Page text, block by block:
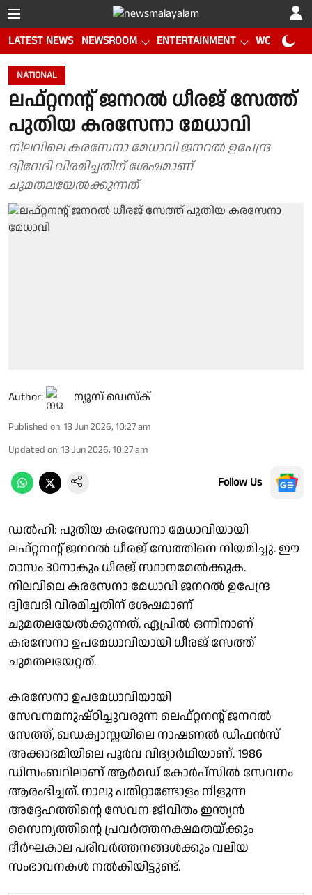
LATEST NEWS NEWSROOM ENTERTAINMENT WORLD CUP
NATIONAL
ലഫ്റ്റനന്റ് ജനറല്‍ ധീരജ് സേത്ത്
പുതിയ കരസേനാ മേധാവി
നിലവിലെ കരസേനാ മേധാവി ജനറൽ ഉപേന്ദ്ര
ദ്വിവേദി വിരമിച്ചതിന് ശേഷമാണ്
ചുമതലയേൽക്കുന്നത്
Author: ന്യൂസ് ഡെസ്ക്
Published on: 13 Jun 2026, 10:27 am
Updated on: 13 Jun 2026, 10:27 am
Follow Us
ഡൽഹി: പുതിയ കരസേനാ മേധാവിയായി
ലഫ്റ്റനന്റ് ജനറല്‍ ധീരജ് സേത്തിനെ നിയമിച്ചു. ഈ
മാസം 30നാകും ധീരജ് സ്ഥാനമേൽക്കുക.
നിലവിലെ കരസേനാ മേധാവി ജനറൽ ഉപേന്ദ്ര
ദ്വിവേദി വിരമിച്ചതിന് ശേഷമാണ്
ചുമതലയേൽക്കുന്നത്. ഏപ്രിൽ ഒന്നിനാണ്
കരസേനാ ഉപമേധാവിയായി ധീരജ് സേത്ത്
ചുമതലയേറ്റത്‌.
കരസേനാ ഉപമേധാവിയായി
സേവനമനുഷ്ഠിച്ചുവരുന്ന ലെഫ്റ്റനന്റ് ജനറൽ
സേത്ത്, ഖഡക്വാസ്ലയിലെ നാഷണൽ ഡിഫൻസ്
അക്കാദമിയിലെ പൂർവ വിദ്യാർഥിയാണ്. 1986
ഡിസംബറിലാണ് ആർമഡ് കോർപ്സിൽ സേവനം
ആരംഭിച്ചത്. നാലു പതിറ്റാണ്ടോളം നീളുന്ന
അദ്ദേഹത്തിന്റെ സേവന ജീവിതം ഇന്ത്യൻ
സൈന്യത്തിന്റെ പ്രവർത്തനക്ഷമതയ്ക്കും
ദീർഘകാല പരിവർത്തനങ്ങൾക്കും വലിയ
സംഭാവനകൾ നൽകിയിട്ടുണ്ട്.